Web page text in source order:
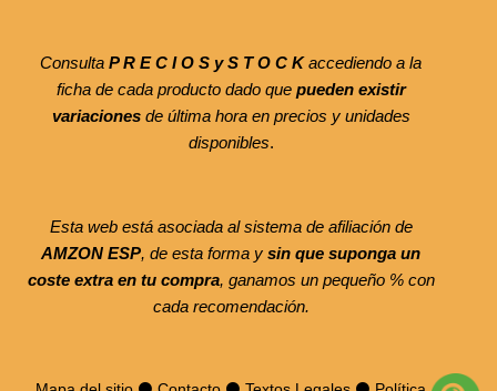
Consulta P R E C I O S y S T O C Kaccediendo a la
ficha de cada producto dado que pueden existir
variacionesde última hora en precios y unidades
disponibles.
Esta web está asociada al sistema de afiliación de
AMZON ESP, de esta forma y sin que suponga un
coste extra en tu compra, ganamos un pequeño % con
cada recomendación.